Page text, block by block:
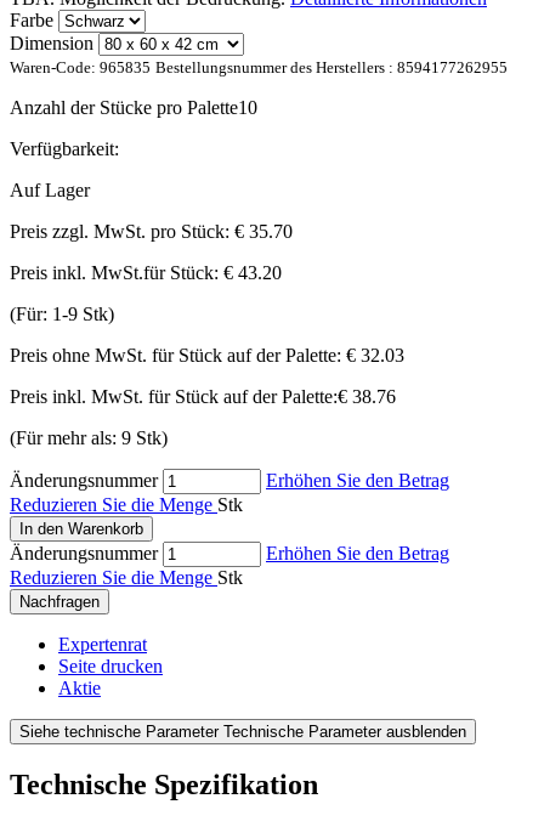
Farbe
Dimension
Waren-Code: 965835 Bestellungsnummer des Herstellers : 8594177262955
Anzahl der Stücke pro Palette10
Verfügbarkeit:
Auf Lager
Preis zzgl. MwSt. pro Stück: € 35.70
Preis inkl. MwSt.für Stück: € 43.20
(Für: 1-9 Stk)
Preis ohne MwSt. für Stück auf der Palette: € 32.03
Preis inkl. MwSt. für Stück auf der Palette:€ 38.76
(Für mehr als: 9 Stk)
Änderungsnummer
Erhöhen Sie den Betrag
Reduzieren Sie die Menge Stk
In den Warenkorb
Änderungsnummer
Erhöhen Sie den Betrag
Reduzieren Sie die Menge Stk
Nachfragen
Expertenrat
Seite drucken
Aktie
Siehe technische Parameter Technische Parameter ausblenden
Technische Spezifikation